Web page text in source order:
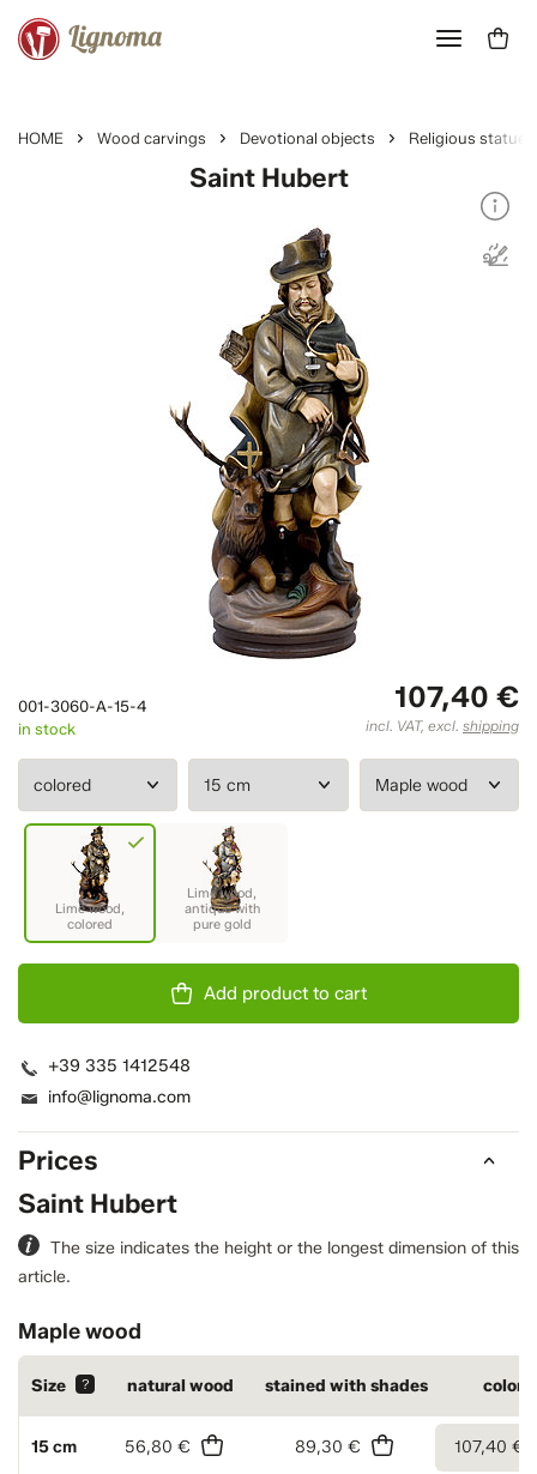
HOME Wood carvings Devotional objects Religious statues
Prices
Saint Hubert
The size indicates the height or the longest dimension of this
article.
Maple wood
Size ? natural wood stained with shades
15 cm 56,80 € 89,30 € 107,40 €
Saint Hubert
107,40 €
incl. VAT, excl. shipping
001-3060-A-15-4
in stock
Add product to cart
+39 335 1412548
info@lignoma.com